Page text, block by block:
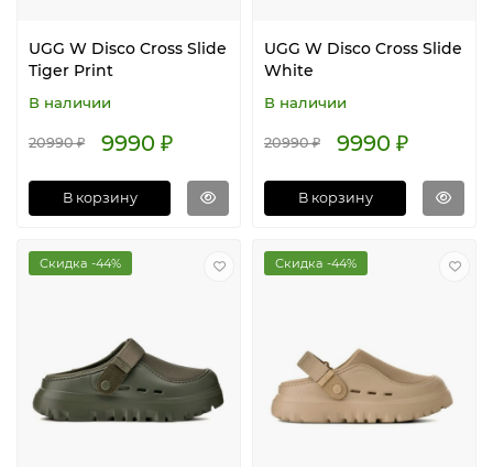
UGG W Disco Cross Slide
Tiger Print
В наличии
20990 ₽ 9990 ₽
В корзину
UGG W Disco Cross Slide
White
В наличии
20990 ₽ 9990 ₽
В корзину
Скидка -44% Скидка -44%